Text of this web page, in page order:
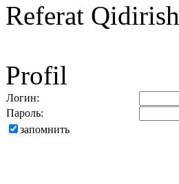
Referat Qidirish
Profil
Логин:
Пароль:
запомнить